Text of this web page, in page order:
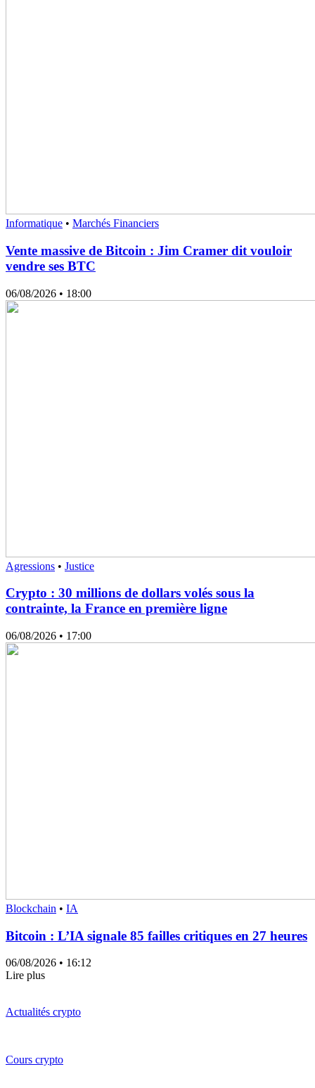
Informatique • Marchés Financiers
Vente massive de Bitcoin : Jim Cramer dit vouloir
vendre ses BTC
06/08/2026 • 18:00
Agressions • Justice
Crypto : 30 millions de dollars volés sous la
contrainte, la France en première ligne
06/08/2026 • 17:00
Blockchain • IA
Bitcoin : L’IA signale 85 failles critiques en 27 heures
06/08/2026 • 16:12
Lire plus
Actualités crypto
Cours crypto